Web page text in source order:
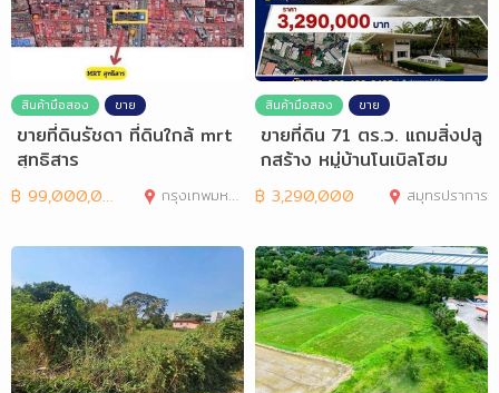
สินค้ามือสอง ขาย
ขายที่ดินรัชดา ที่ดินใกล้ mrt
สุทธิสาร
฿ 99,000,000 กรุงเทพมหานคร
สินค้ามือสอง ขาย
ขายที่ดิน 71 ตร.ว. แถมสิ่งปลู
กสร้าง หมู่บ้านโนเบิลโฮม
฿ 3,290,000 สมุทรปราการ